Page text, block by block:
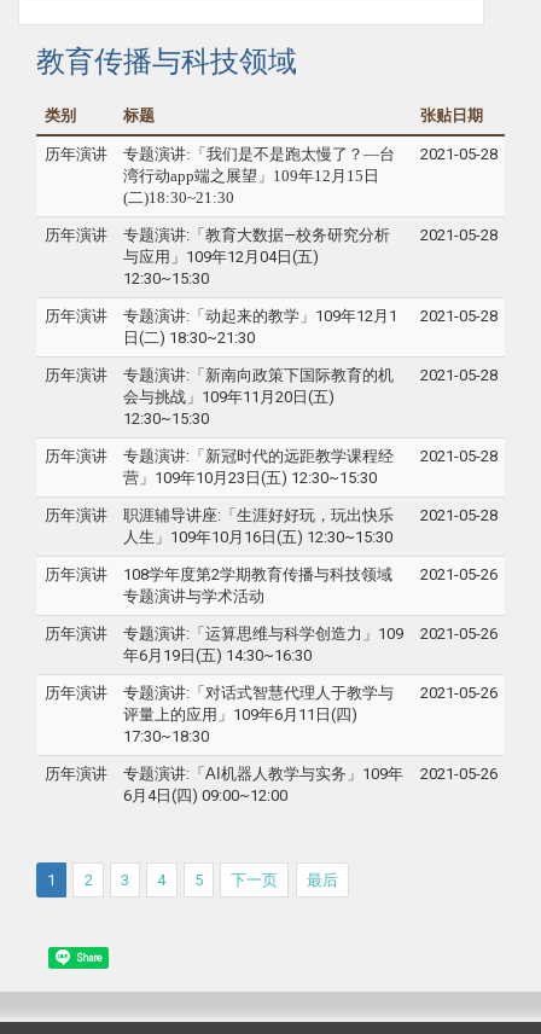
教育传播与科技领域
类别 标题 张贴日期
历年演讲 专题演讲:「我们是不是跑太慢了？—台
湾行动app端之展望」 109年12月15日
(二)18:30~21:30
2021-05-28
历年演讲
专题演讲:「教育大数据—校务研究分析
与应用」109年12月04日(五)
12:30~15:30
2021-05-28
历年演讲
专题演讲:「动起来的教学」109年12月1
日(二) 18:30~21:30
2021-05-28
历年演讲
专题演讲:「新南向政策下国际教育的机
会与挑战」109年11月20日(五)
12:30~15:30
2021-05-28
历年演讲
专题演讲:「新冠时代的远距教学课程经
营」109年10月23日(五) 12:30~15:30
2021-05-28
历年演讲
职涯辅导讲座:「生涯好好玩，玩出快乐
人生」109年10月16日(五) 12:30~15:30
2021-05-28
历年演讲
108学年度第2学期教育传播与科技领域
专题演讲与学术活动
2021-05-26
历年演讲 专题演讲:「运算思维与科学创造力 」109
年6月19日(五) 14:30~16:30
2021-05-26
历年演讲
专题演讲:「对话式智慧代理人于教学与
评量上的应用」109年6月11日(四)
17:30~18:30
2021-05-26
历年演讲 专题演讲:「AI机器人教学与实务 」109年
6月4日(四) 09:00~12:00
2021-05-26
1 2 3 4 5 下一页 最后
Share